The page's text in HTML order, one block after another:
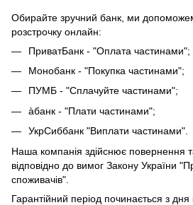
Обирайте зручний банк, ми
розстрочку онлайн:
ПриватБанк - "Оплата частинами";
Монобанк - "Покупка частинами";
ПУМБ - "Сплачуйте частинами";
àбанк - "Плати частинами";
УкрСиббанк "Виплати частинами".
Наша компанія здійснює повернення
відповідно до вимог Закону України
споживачів".
Гарантійний період починається з